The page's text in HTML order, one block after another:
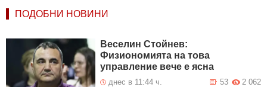
ПОДОБНИ НОВИНИ
Веселин Стойнев:
Физиономията на това
управление вече е ясна
днес в 11:44 ч. 2 062
53